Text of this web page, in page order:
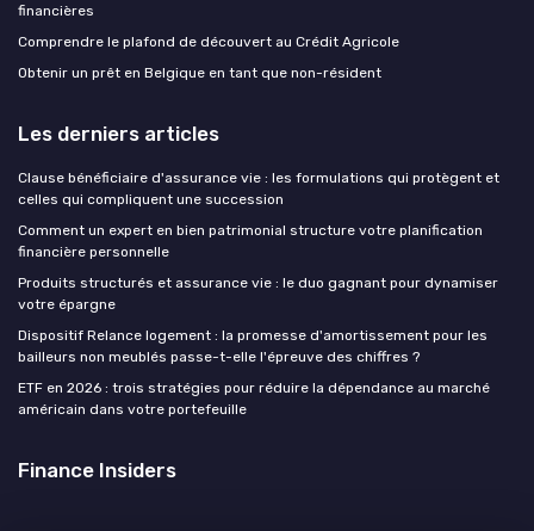
financières
Comprendre le plafond de découvert au Crédit Agricole
Obtenir un prêt en Belgique en tant que non-résident
Les derniers articles
Clause bénéficiaire d'assurance vie : les formulations qui protègent et
celles qui compliquent une succession
Comment un expert en bien patrimonial structure votre planification
financière personnelle
Produits structurés et assurance vie : le duo gagnant pour dynamiser
votre épargne
Dispositif Relance logement : la promesse d'amortissement pour les
bailleurs non meublés passe-t-elle l'épreuve des chiffres ?
ETF en 2026 : trois stratégies pour réduire la dépendance au marché
américain dans votre portefeuille
Finance Insiders